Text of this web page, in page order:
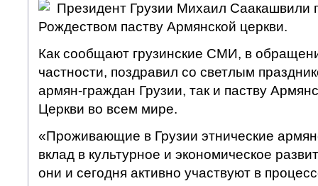
Президент Грузии Михаил Саакашвили
Рождеством паству Армянской церкви.
Как сообщают грузинские СМИ, в
частности, поздравил со светлым
армян-граждан Грузии, так и паству
Церкви во всем мире.
«Проживающие в Грузии этнические
вклад в культурное и экономическое
они и сегодня активно участвуют в